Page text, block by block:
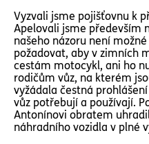
Vyzvali jsme pojišťovnu k
Apelovali jsme především
našeho názoru není
požadovat, aby v zimních
cestám motocykl, ani ho
rodičům vůz, na kterém
vyžádala čestná
vůz potřebují a používají.
Antonínovi obratem
náhradního vozidla v plné